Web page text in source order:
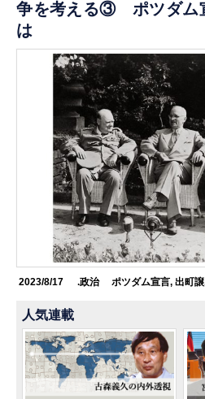
争を考える③ ポツダム
は
2023/8/17 .政治 ポツダム宣言, 出町譲
人気連載